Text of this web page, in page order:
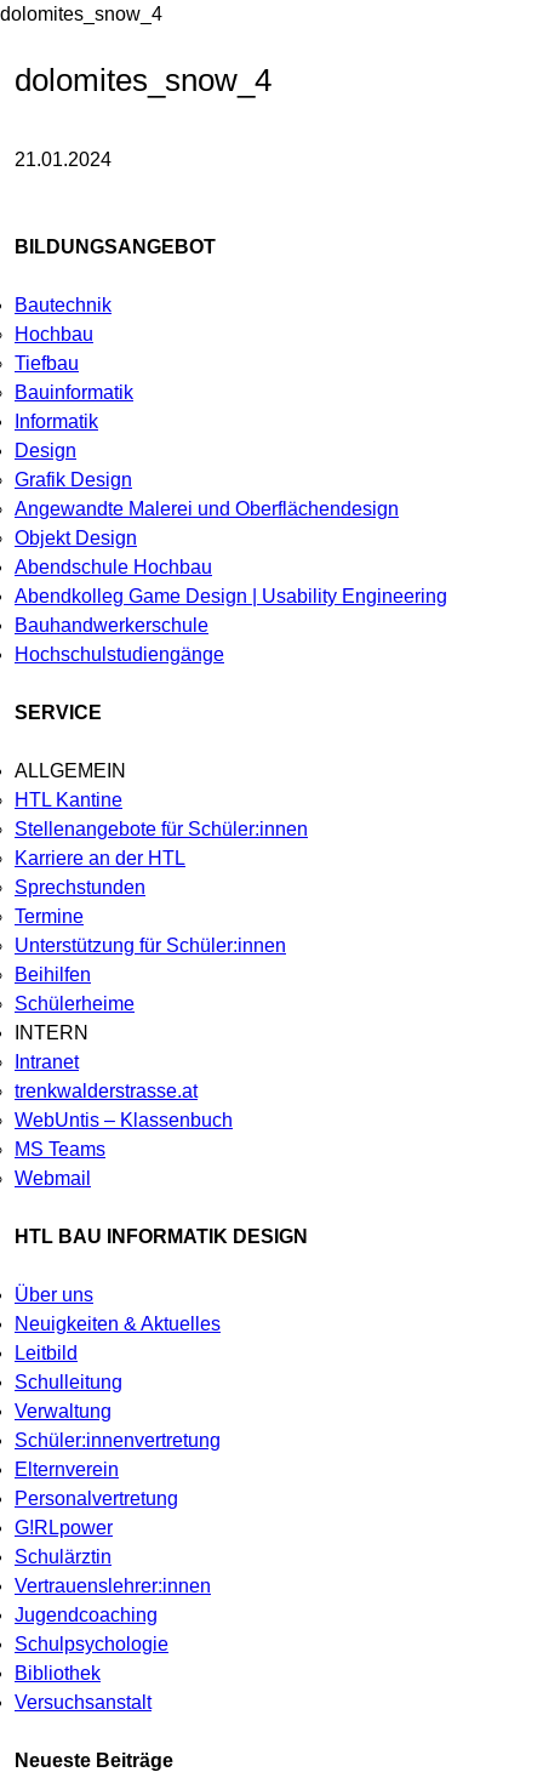
dolomites_snow_4
dolomites_snow_4
21.01.2024
BILDUNGSANGEBOT
Bautechnik
Hochbau
Tiefbau
Bauinformatik
Informatik
Design
Grafik Design
Angewandte Malerei und Oberflächendesign
Objekt Design
Abendschule Hochbau
Abendkolleg Game Design | Usability Engineering
Bauhandwerkerschule
Hochschulstudiengänge
SERVICE
ALLGEMEIN
HTL Kantine
Stellenangebote für Schüler:innen
Karriere an der HTL
Sprechstunden
Termine
Unterstützung für Schüler:innen
Beihilfen
Schülerheime
INTERN
Intranet
trenkwalderstrasse.at
WebUntis – Klassenbuch
MS Teams
Webmail
HTL BAU INFORMATIK DESIGN
Über uns
Neuigkeiten & Aktuelles
Leitbild
Schulleitung
Verwaltung
Schüler:innenvertretung
Elternverein
Personalvertretung
G!RLpower
Schulärztin
Vertrauenslehrer:innen
Jugendcoaching
Schulpsychologie
Bibliothek
Versuchsanstalt
Neueste Beiträge